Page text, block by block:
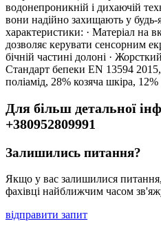
водонепроникній і дихаючій
вони надійно захищають у будь-
характеристики: · Матеріал на
дозволяє керувати сенсорним
бічній частині долоні ·
Стандарт бепеки EN 13594
поліамід, 28% козяча шкіра,
Для більш детальної
+380952809991
Залишились питання?
Якщо у вас залишилися
фахівці найближчим часом
відправити запит